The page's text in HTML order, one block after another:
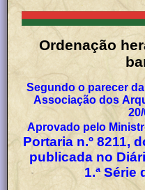
Ordenação
Segundo o parecer
Associação dos
Aprovado pelo
Portaria n.º 8211,
publicada no
1.ª Série